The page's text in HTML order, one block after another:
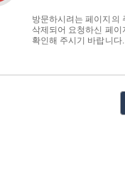
방문하시려는 페이지의
삭제되어 요청하신 페
확인해 주시기 바랍니다